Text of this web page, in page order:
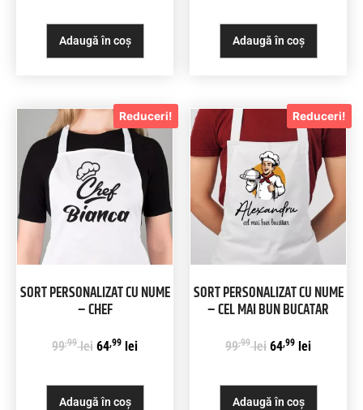
Adaugă în coș Adaugă în coș
Reduceri!
SORT PERSONALIZAT CU NUME
– CHEF
99,99 lei 64,99 lei
Adaugă în coș
Reduceri!
SORT PERSONALIZAT CU NUME
– CEL MAI BUN BUCATAR
99,99 lei 64,99 lei
Adaugă în coș